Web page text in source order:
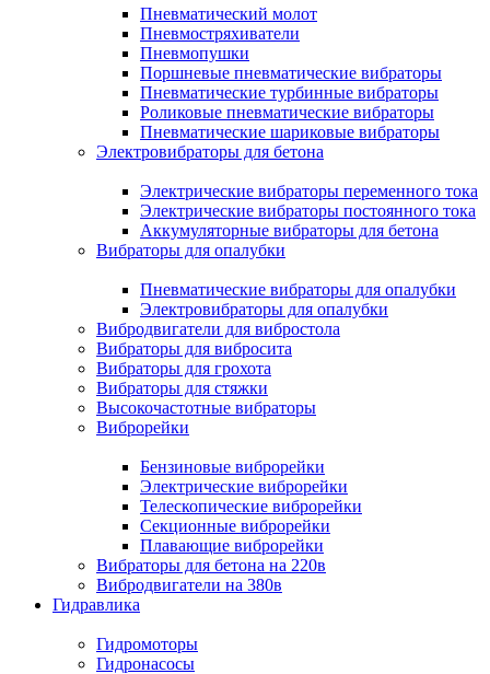
Пневматический молот
Пневмостряхиватели
Пневмопушки
Поршневые пневматические вибраторы
Пневматические турбинные вибраторы
Роликовые пневматические вибраторы
Пневматические шариковые вибраторы
Электровибраторы для бетона
Электрические вибраторы переменного тока
Электрические вибраторы постоянного тока
Аккумуляторные вибраторы для бетона
Вибраторы для опалубки
Пневматические вибраторы для опалубки
Электровибраторы для опалубки
Вибродвигатели для вибростола
Вибраторы для вибросита
Вибраторы для грохота
Вибраторы для стяжки
Высокочастотные вибраторы
Виброрейки
Бензиновые виброрейки
Электрические виброрейки
Телескопические виброрейки
Секционные виброрейки
Плавающие виброрейки
Вибраторы для бетона на 220в
Вибродвигатели на 380в
Гидравлика
Гидромоторы
Гидронасосы